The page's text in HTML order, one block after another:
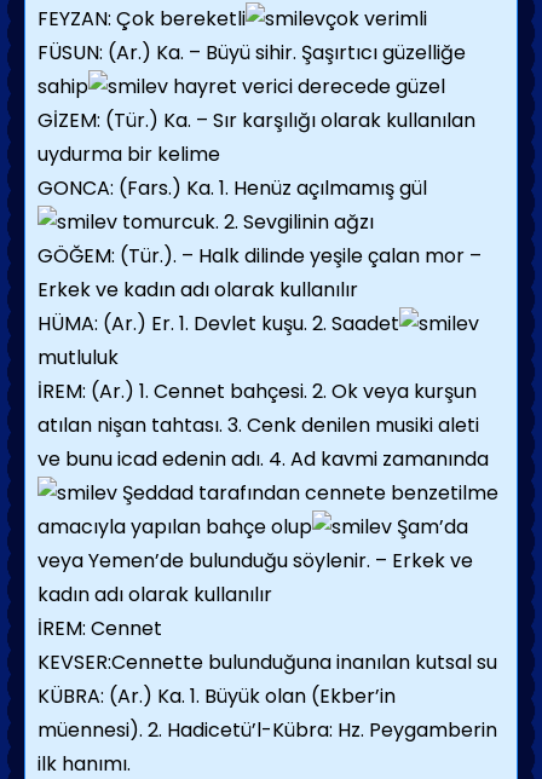
FEYZAN: Çok bereketli
çok verimli
FÜSUN: (Ar.) Ka. – Büyü sihir. Şaşırtıcı güzelliğe
sahip
hayret verici derecede güzel
GİZEM: (Tür.) Ka. – Sır karşılığı olarak kullanılan
uydurma bir kelime
GONCA: (Fars.) Ka. 1. Henüz açılmamış gül
tomurcuk. 2. Sevgilinin ağzı
GÖĞEM: (Tür.). – Halk dilinde yeşile çalan mor –
Erkek ve kadın adı olarak kullanılır
HÜMA: (Ar.) Er. 1. Devlet kuşu. 2. Saadet
mutluluk
İREM: (Ar.) 1. Cennet bahçesi. 2. Ok veya kurşun
atılan nişan tahtası. 3. Cenk denilen musiki aleti
ve bunu icad edenin adı. 4. Ad kavmi zamanında
Şeddad tarafından cennete benzetilme
amacıyla yapılan bahçe olup
Şam’da
veya Yemen’de bulunduğu söylenir. – Erkek ve
kadın adı olarak kullanılır
İREM: Cennet
KEVSER:Cennette bulunduğuna inanılan kutsal su
KÜBRA: (Ar.) Ka. 1. Büyük olan (Ekber’in
müennesi). 2. Hadicetü’l-Kübra: Hz. Peygamberin
ilk hanımı.